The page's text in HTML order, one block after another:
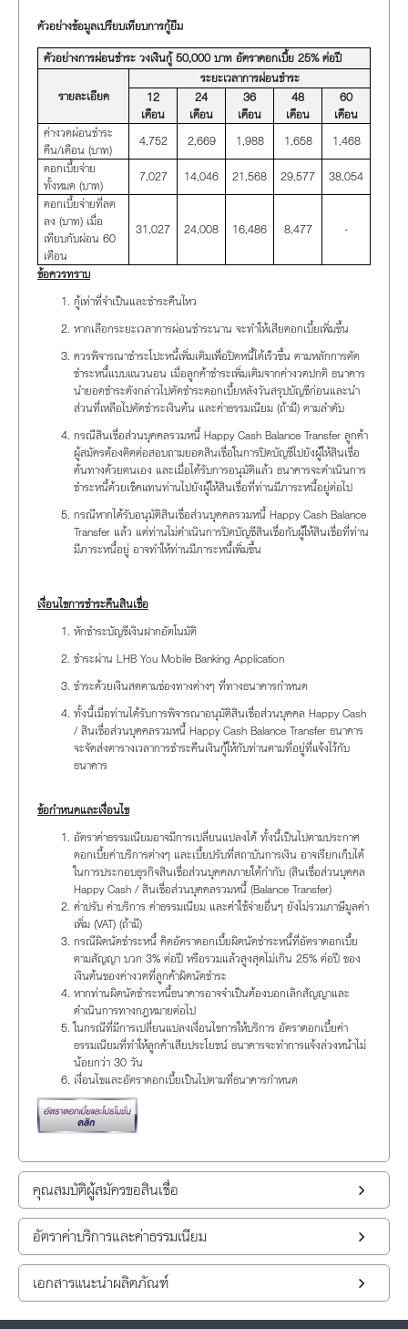
ตัวอย่างข้อมูลเปรียบเทียบการกู้ยืม
ตัวอย่างการผ่อนชำระ วงเงินกู้ 50,000 บาท อัตราดอกเบี้ย 25% ต่อปี
รายละเอียด
ระยะเวลาการผ่อนชำระ
12
เดือน
24
เดือน
36
เดือน
48
เดือน
60
เดือน
ค่างวดผ่อนชำระ
คืน/เดือน (บาท)
4,752 2,669 1,988 1,658
1,468
ดอกเบี้ยจ่าย
ทั้งหมด (บาท)
7,027 14,046 21,568 29,577
38,054
ดอกเบี้ยจ่ายที่ลด
ลง (บาท) เมื่อ
เทียบกับผ่อน 60
เดือน
31,027 24,008 16,486 8,477 -
ข้อควรทราบ
กู้เท่าที่จำเป็นและชำระคืนไหว
หากเลือกระยะเวลาการผ่อนชำระนาน จะทำให้เสียดอกเบี้ยเพิ่มขึ้น
ควรพิจารณาชำระโปะหนี้เพิ่มเติมเพื่อปิดหนี้ได้เร็วขึ้น ตามหลักการตัด
ชำระหนี้แบบแนวนอน เมื่อลูกค้าชำระเพิ่มเติมจากค่างวดปกติ ธนาคาร
นำยอดชำระดังกล่าวไปตัดชำระดอกเบี้ยหลังวันสรุปบัญชีก่อนและนำ
ส่วนที่เหลือไปตัดชำระเงินต้น และค่าธรรมเนียม (ถ้ามี) ตามลำดับ
กรณีสินเชื่อส่วนบุคคลรวมหนี้ Happy Cash Balance Transfer ลูกค้า
ผู้สมัครต้องติดต่อสอบถามยอดสินเชื่อในการปิดบัญชีไปยังผู้ให้สินเชื่อ
ต้นทางด้วยตนเอง และเมื่อได้รับการอนุมัติแล้ว ธนาคารจะดำเนินการ
ชำระหนี้ด้วยเช็คแทนท่านไปยังผู้ให้สินเชื่อที่ท่านมีภาระหนี้อยู่ต่อไป
กรณีหากได้รับอนุมัติสินเชื่อส่วนบุคคลรวมหนี้ Happy Cash Balance
Transfer แล้ว แต่ท่านไม่ดำเนินการปิดบัญชีสินเชื่อกับผู้ให้สินเชื่อที่ท่าน
มีภาระหนี้อยู่ อาจทำให้ท่านมีภาระหนี้เพิ่มขึ้น
เงื่อนไขการชำระคืนสินเชื่อ
หักชำระบัญชีเงินฝากอัตโนมัติ
ชำระผ่าน LHB You Mobile Banking Application
ชำระด้วยเงินสดตามช่องทางต่างๆ ที่ทางธนาคารกำหนด
ทั้งนี้เมื่อท่านได้รับการพิจารณาอนุมัติสินเชื่อส่วนบุคคล Happy Cash
/ สินเชื่อส่วนบุคคลรวมหนี้ Happy Cash Balance Transfer ธนาคาร
จะจัดส่งตารางเวลาการชำระคืนเงินกู้ให้กับท่านตามที่อยู่ที่แจ้งไว้กับ
ธนาคาร
ข้อกำหนดและเงื่อนไข
อัตราค่าธรรมเนียมอาจมีการเปลี่ยนแปลงได้ ทั้งนี้เป็นไปตามประกาศ
ดอกเบี้ยค่าบริการต่างๆ และเบี้ยปรับที่สถาบันการเงิน อาจเรียกเก็บได้
ในการประกอบธุรกิจสินเชื่อส่วนบุคคลภายใต้กำกับ (สินเชื่อส่วนบุคคล
Happy Cash / สินเชื่อส่วนบุคคลรวมหนี้ (Balance Transfer)
ค่าปรับ ค่าบริการ ค่าธรรมเนียม และค่าใช้จ่ายอื่นๆ ยังไม่รวมภาษีมูลค่า
เพิ่ม (VAT) (ถ้ามี)
กรณีผิดนัดชำระหนี้ คิดอัตราดอกเบี้ยผิดนัดชำระหนี้ที่อัตราดอกเบี้ย
ตามสัญญา บวก 3% ต่อปี หรือรวมแล้วสูงสุดไม่เกิน 25% ต่อปี ของ
เงินต้นของค่างวดที่ลูกค้าผิดนัดชำระ
หากท่านผิดนัดชำระหนี้ธนาคารอาจจำเป็นต้องบอกเลิกสัญญาและ
ดำเนินการทางกฎหมายต่อไป
ในกรณีที่มีการเปลี่ยนแปลงเงื่อนไขการให้บริการ อัตราดอกเบี้ยค่า
ธรรมเนียมที่ทำให้ลูกค้าเสียประโยชน์ ธนาคารจะทำการแจ้งล่วงหน้าไม่
น้อยกว่า 30 วัน
เงื่อนไขและอัตราดอกเบี้ยเป็นไปตามที่ธนาคารกำหนด
คุณสมบัติผู้สมัครขอสินเชื่อ
อัตราค่าบริการและค่าธรรมเนียม
เอกสารแนะนำผลิตภัณฑ์